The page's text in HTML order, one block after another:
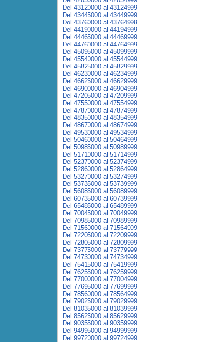
Del 43120000 al 43124999
Del 43445000 al 43449999
Del 43760000 al 43764999
Del 44190000 al 44194999
Del 44465000 al 44469999
Del 44760000 al 44764999
Del 45095000 al 45099999
Del 45540000 al 45544999
Del 45825000 al 45829999
Del 46230000 al 46234999
Del 46625000 al 46629999
Del 46900000 al 46904999
Del 47205000 al 47209999
Del 47550000 al 47554999
Del 47870000 al 47874999
Del 48350000 al 48354999
Del 48670000 al 48674999
Del 49530000 al 49534999
Del 50460000 al 50464999
Del 50985000 al 50989999
Del 51710000 al 51714999
Del 52370000 al 52374999
Del 52860000 al 52864999
Del 53270000 al 53274999
Del 53735000 al 53739999
Del 56085000 al 56089999
Del 60735000 al 60739999
Del 65485000 al 65489999
Del 70045000 al 70049999
Del 70985000 al 70989999
Del 71560000 al 71564999
Del 72205000 al 72209999
Del 72805000 al 72809999
Del 73775000 al 73779999
Del 74730000 al 74734999
Del 75415000 al 75419999
Del 76255000 al 76259999
Del 77000000 al 77004999
Del 77695000 al 77699999
Del 78560000 al 78564999
Del 79025000 al 79029999
Del 81035000 al 81039999
Del 85625000 al 85629999
Del 90355000 al 90359999
Del 94995000 al 94999999
Del 99720000 al 99724999